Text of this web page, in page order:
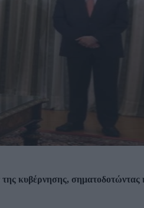
κυβέρνησης, σηματοδοτώντας